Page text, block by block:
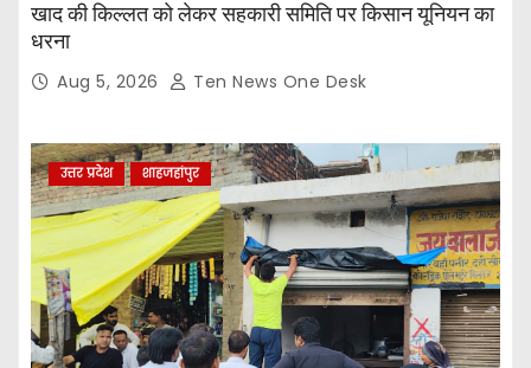
खाद की किल्लत को लेकर सहकारी समिति पर किसान यूनियन का
धरना
Aug 5, 2026 Ten News One Desk
उत्तर प्रदेश शाहजहांपुर